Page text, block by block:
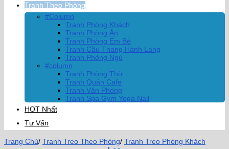
Tranh Theo Phòng
#Column
Tranh Phòng Khách
Tranh Phòng Ăn
Tranh Phòng Em Bé
Tranh Cầu Thang Hành Lang
Tranh Phòng Ngủ
#column
Tranh Phòng Thờ
Tranh Quán Cafe
Tranh Văn Phòng
Tranh Spa Gym Yoga Nail
HOT Nhất
Tư Vấn
Trang Chủ/ Tranh Treo Theo Phòng/ Tranh Treo Phòng Khách